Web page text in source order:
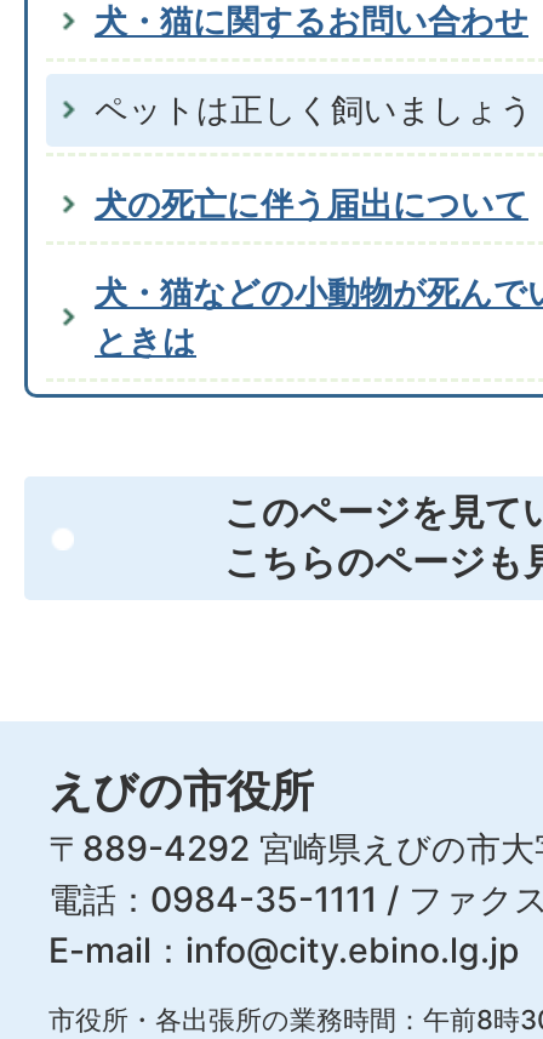
犬・猫に関するお問い合わせ
ペットは正しく飼いましょう
犬の死亡に伴う届出について
犬・猫などの小動物が死ん
ときは
このページを見て
こちらのページも
えびの市役所
〒889-4292 宮崎県えびの市大
電話：0984-35-1111 / ファ
E-mail： info@city.ebino.lg.jp
市役所・各出張所の業務時間：午前8時